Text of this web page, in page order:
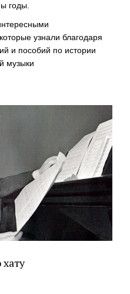
годы.
узнали благодаря
и пособий по истории
музыки